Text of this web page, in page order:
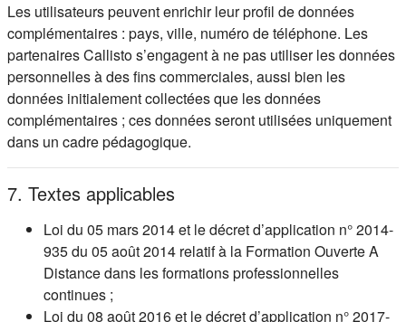
Les utilisateurs peuvent enrichir leur profil de données
complémentaires : pays, ville, numéro de téléphone. Les
partenaires Callisto s’engagent à ne pas utiliser les données
personnelles à des fins commerciales, aussi bien les
données initialement collectées que les données
complémentaires ; ces données seront utilisées uniquement
dans un cadre pédagogique.
7. Textes applicables
Loi du 05 mars 2014 et le décret d’application n° 2014-
935 du 05 août 2014 relatif à la Formation Ouverte A
Distance dans les formations professionnelles
continues ;
Loi du 08 août 2016 et le décret d’application n° 2017-